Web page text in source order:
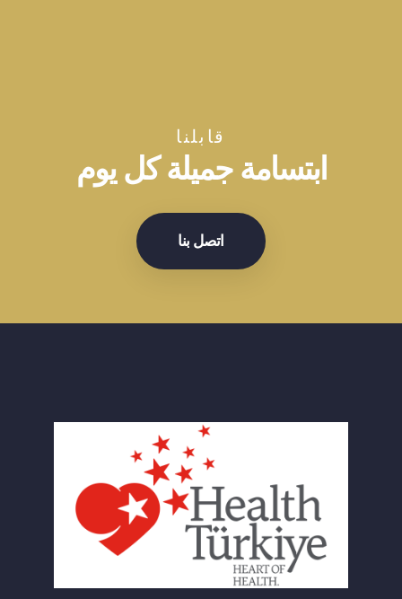
قابلنا
ابتسامة جميلة كل يوم
اتصل بنا